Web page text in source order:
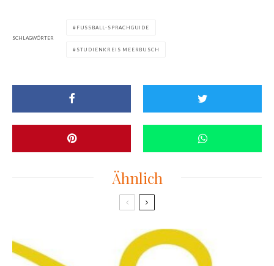
SCHLAGWÖRTER
FUSSBALL-SPRACHGUIDE
STUDIENKREIS MEERBUSCH
Ähnlich